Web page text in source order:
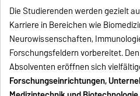
Die Studierenden werden gezielt
Karriere in Bereichen wie
Neurowissenschaften,
Forschungsfeldern vorbereitet.
Absolventen eröffnen sich
Forschungseinrichtungen,